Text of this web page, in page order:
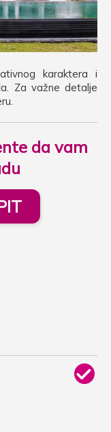
karaktera i
Za važne detalje
da vam